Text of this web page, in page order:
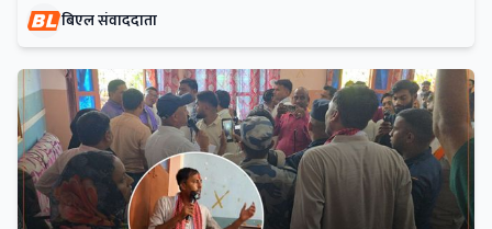
बिएल संवाददाता